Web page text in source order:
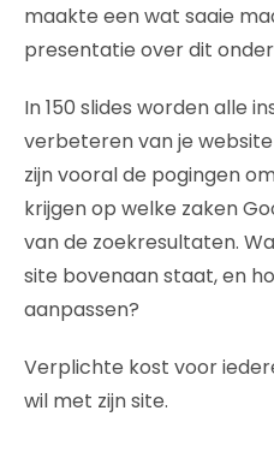
maakte een wat saaie
presentatie over dit
In 150 slides worden alle
verbeteren van je
zijn vooral de pogingen
krijgen op welke zaken
van de zoekresultaten.
site bovenaan staat, en
aanpassen?
Verplichte kost voor
wil met zijn site.